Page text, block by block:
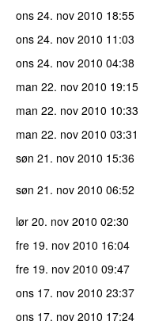
ons 24. nov 2010 18:55
ons 24. nov 2010 11:03
ons 24. nov 2010 04:38
man 22. nov 2010 19:15
man 22. nov 2010 10:33
man 22. nov 2010 03:31
søn 21. nov 2010 15:36
søn 21. nov 2010 06:52
lør 20. nov 2010 02:30
fre 19. nov 2010 16:04
fre 19. nov 2010 09:47
ons 17. nov 2010 23:37
ons 17. nov 2010 17:24